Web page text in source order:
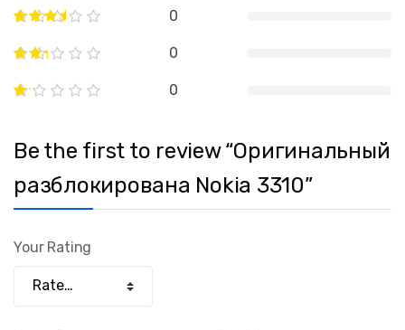
0
0
0
Be the first to review “Оригинальный
разблокирована Nokia 3310”
Your Rating